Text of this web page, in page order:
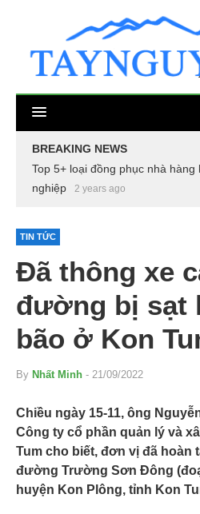
BREAKING NEWS
Top 5+ loại đồng phục nhà hàng
nghiệp
2 years ago
TIN TỨC
Đã thông xe
đường bị sạt
bão ở Kon
By Nhất Minh - 21/09/2022
Chiều ngày 15-11, ông
Công ty cổ phần quản lý và
Tum cho biết, đơn vị đã hoàn
đường Trường Sơn Đông
huyện Kon Plông, tỉnh Kon